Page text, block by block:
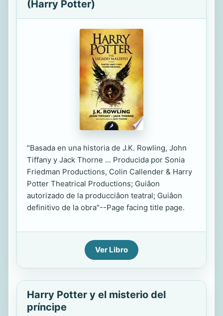
(Harry Potter)
"Basada en una historia de J.K. Rowling, John
Tiffany y Jack Thorne ... Producida por Sonia
Friedman Productions, Colin Callender & Harry
Potter Theatrical Productions; Guiâon
autorizado de la producciâon teatral; Guiâon
definitivo de la obra"--Page facing title page.
Ver Libro
Harry Potter y el misterio del
príncipe